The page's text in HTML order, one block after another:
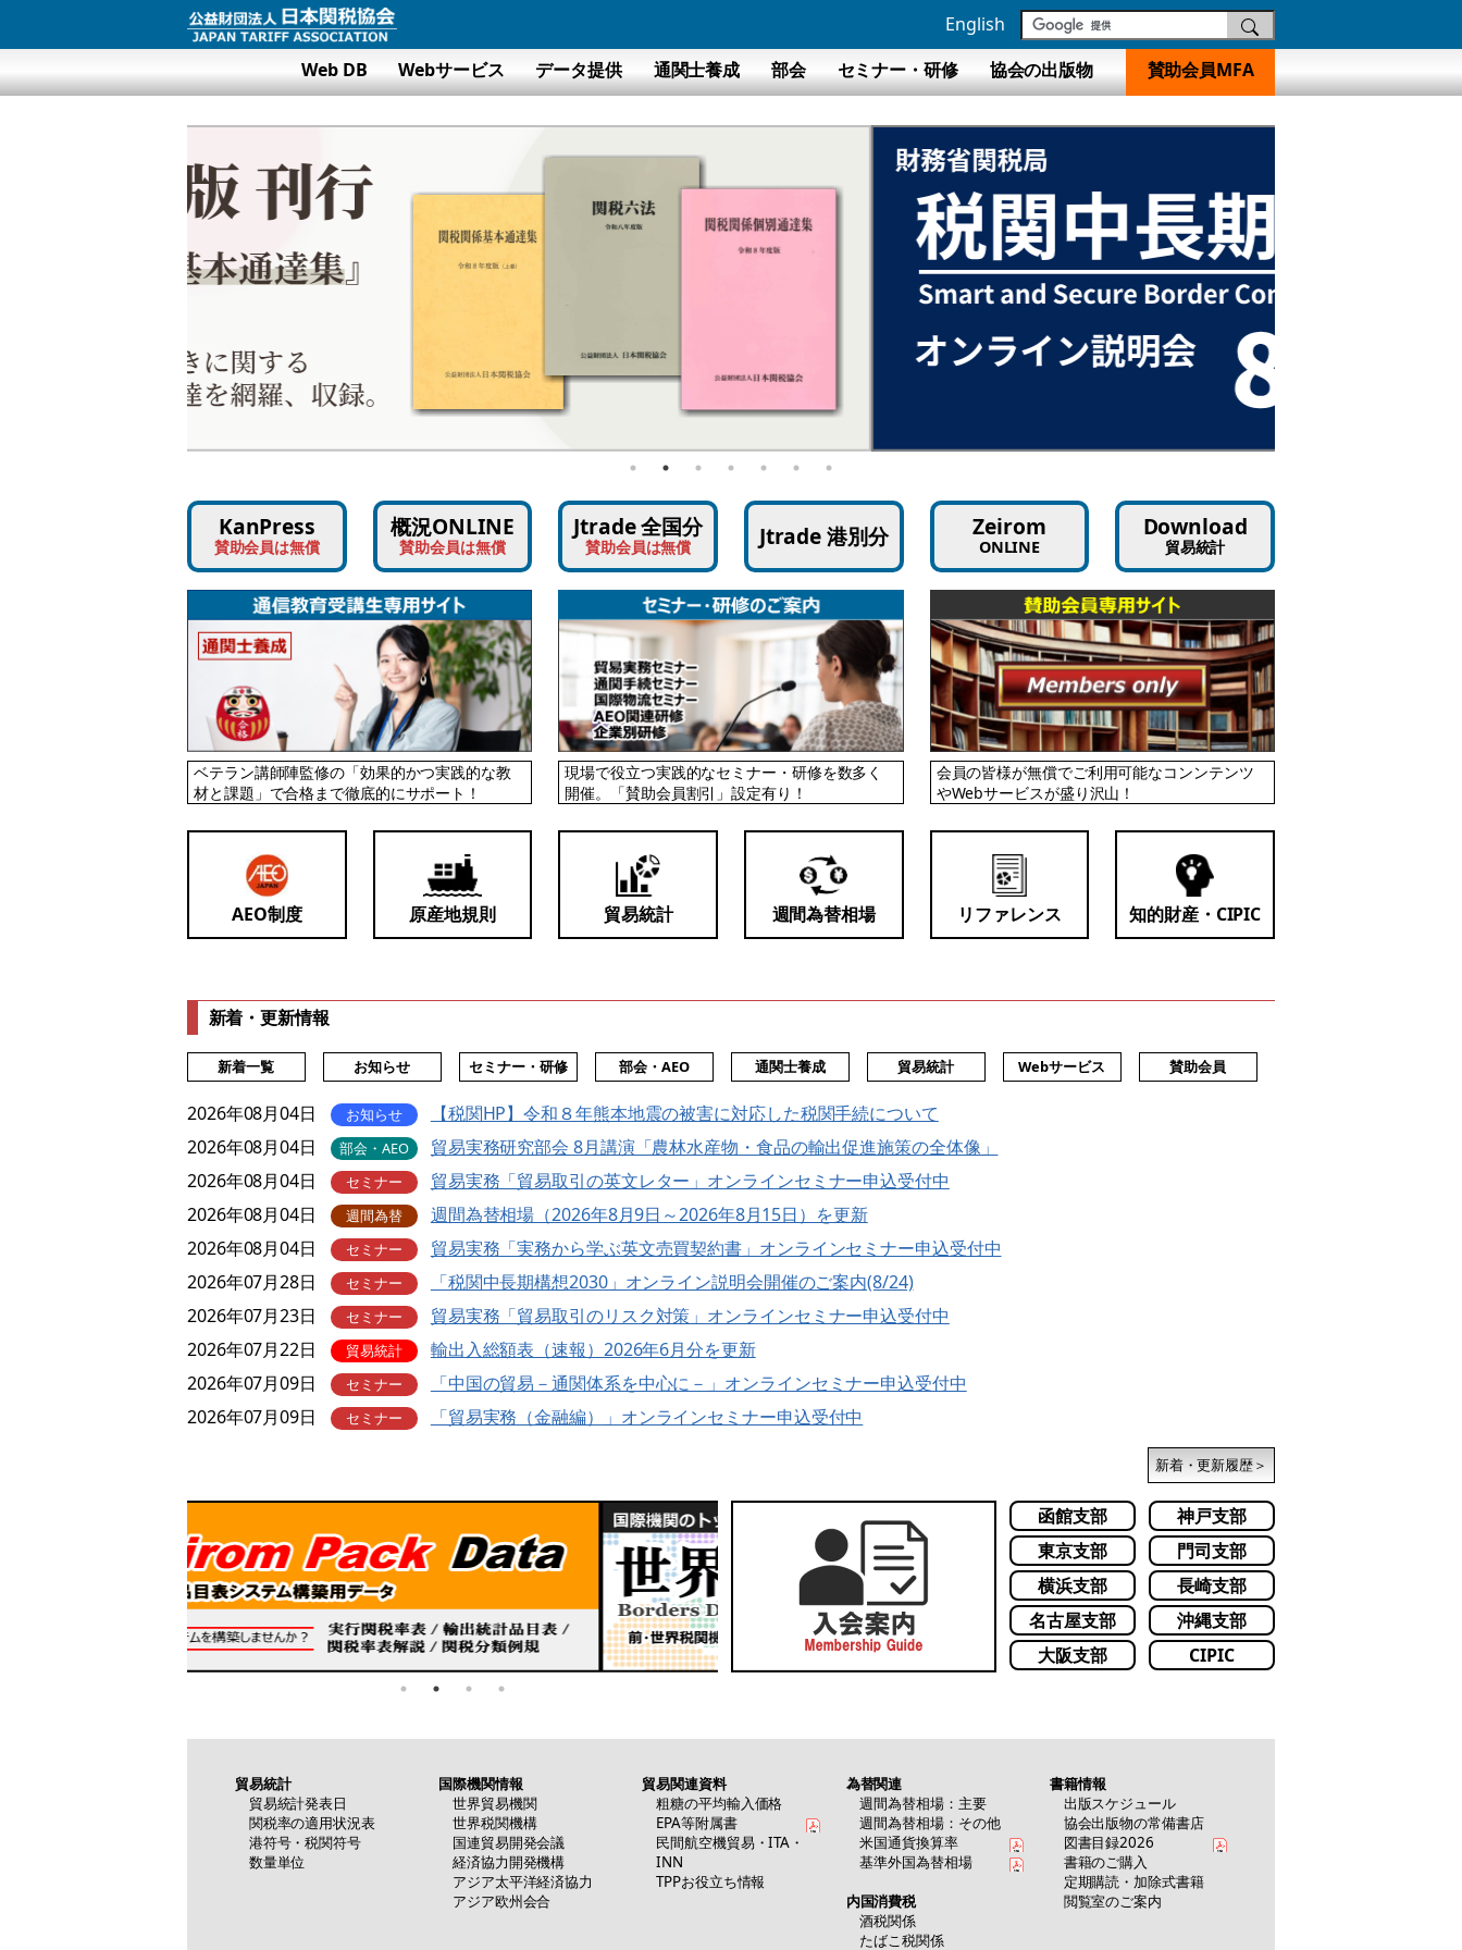
English
Web DB
Webサービス データ提供 通関士養成 部会 セミナー・研修 協会の出版物 賛助会員MFA
KanPress
賛助会員は無償
概況ONLINE
賛助会員は無償
Jtrade 全国分
賛助会員は無償 Jtrade 港別分 Zeirom
ONLINE
Download
貿易統計
ベテラン講師陣監修の「効果的かつ実践的な教
材と課題」で合格まで徹底的にサポート！
現場で役立つ実践的なセミナー・研修を数多く
開催。「賛助会員割引」設定有り！
会員の皆様が無償でご利用可能なコンンテンツ
やWebサービスが盛り沢山！
AEO制度 原産地規則 貿易統計 週間為替相場 リファレンス 知的財産・CIPIC
新着・更新情報
新着一覧 お知らせ セミナー・研修 部会・AEO 通関士養成 貿易統計 Webサービス 賛助会員
2026年08月04日 お知らせ
【税関HP】令和８年熊本地震の被害に対応した税関手続について
2026年08月04日
部会・AEO
貿易実務研究部会 8月講演「農林水産物・食品の輸出促進施策の全体像」
2026年08月04日
セミナー
貿易実務「貿易取引の英文レター」オンラインセミナー申込受付中
2026年08月04日
週間為替
週間為替相場（2026年8月9日～2026年8月15日）を更新
2026年08月04日
セミナー
貿易実務「実務から学ぶ英文売買契約書」オンラインセミナー申込受付中
2026年07月28日
セミナー
「税関中長期構想2030」オンライン説明会開催のご案内(8/24)
2026年07月23日
セミナー
貿易実務「貿易取引のリスク対策」オンラインセミナー申込受付中
2026年07月22日
貿易統計
輸出入総額表（速報）2026年6月分を更新
2026年07月09日
セミナー
「中国の貿易－通関体系を中心に－」オンラインセミナー申込受付中
2026年07月09日
セミナー 「貿易実務（金融編）」オンラインセミナー申込受付中
新着・更新履歴＞
函館支部
東京支部
横浜支部
名古屋支部
大阪支部
神戸支部
門司支部
長崎支部
沖縄支部
CIPIC
貿易統計
貿易統計発表日
関税率の適用状況表
港符号・税関符号
数量単位
国際機関情報
世界貿易機関
世界税関機構
国連貿易開発会議
経済協力開発機構
アジア太平洋経済協力
アジア欧州会合
貿易関連資料
粗糖の平均輸入価格
EPA等附属書
民間航空機貿易・ITA・
INN
TPPお役立ち情報
為替関連
週間為替相場：主要
週間為替相場：その他
米国通貨換算率
基準外国為替相場
内国消費税
酒税関係
たばこ税関係
書籍情報
出版スケジュール
協会出版物の常備書店
図書目録2026
書籍のご購入
定期購読・加除式書籍
閲覧室のご案内